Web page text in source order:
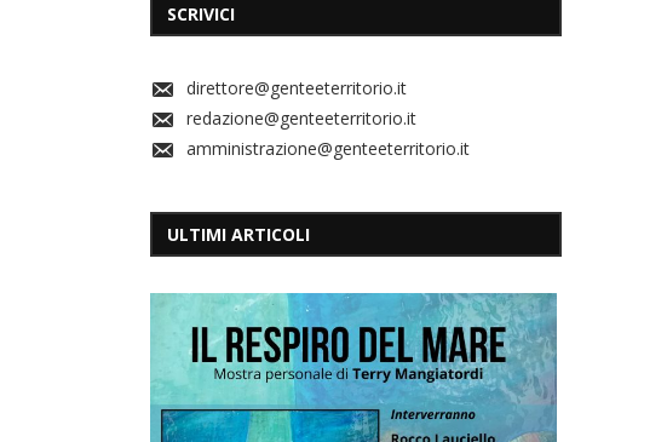
SCRIVICI
direttore@genteeterritorio.it
redazione@genteeterritorio.it
amministrazione@genteeterritorio.it
ULTIMI ARTICOLI